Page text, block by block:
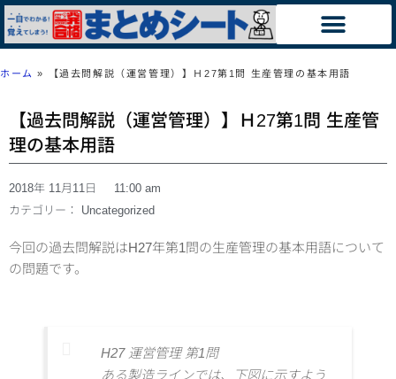
ホーム » 【過去問解説（運営管理）】Ｈ27第1問 生産管理の基本用語
【過去問解説（運営管理）】Ｈ27第1問 生産管
理の基本用語
2018年 11月11日
11:00 am
カテゴリー：
Uncategorized
今回の過去問解説はH27年第1問の生産管理の基本用語について
の問題です。
H27 運営管理 第1問
ある製造ラインでは、下図に示すよう